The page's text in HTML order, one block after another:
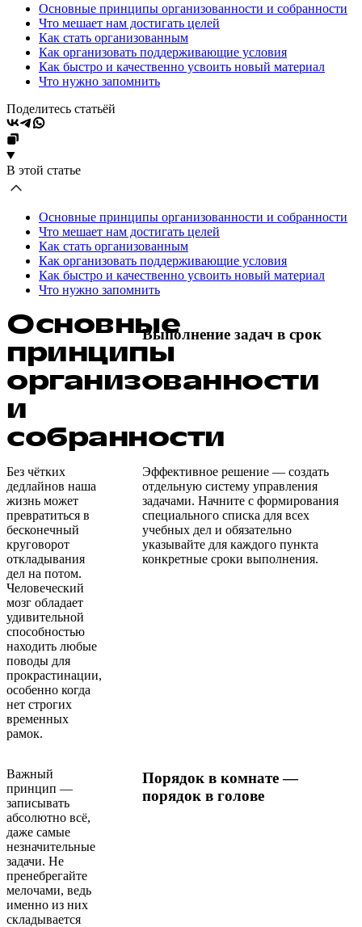
Основные принципы организованности и собранности
Что мешает нам достигать целей
Как стать организованным
Как организовать поддерживающие условия
Как быстро и качественно усвоить новый материал
Что нужно запомнить
Поделитесь статьёй
В этой статье
Основные принципы организованности и собранности
Что мешает нам достигать целей
Как стать организованным
Как организовать поддерживающие условия
Как быстро и качественно усвоить новый материал
Что нужно запомнить
Основные
принципы
организованности
и
собранности
Выполнение задач в срок
Без чётких
дедлайнов наша
жизнь может
превратиться в
бесконечный
круговорот
откладывания
дел на потом.
Человеческий
мозг обладает
удивительной
способностью
находить любые
поводы для
прокрастинации,
особенно когда
нет строгих
временных
рамок.
Эффективное решение — создать
отдельную систему управления
задачами. Начните с формирования
специального списка для всех
учебных дел и обязательно
указывайте для каждого пункта
конкретные сроки выполнения.
Важный
принцип —
записывать
абсолютно всё,
даже самые
незначительные
задачи. Не
пренебрегайте
мелочами, ведь
именно из них
складывается
Порядок в комнате —
порядок в голове